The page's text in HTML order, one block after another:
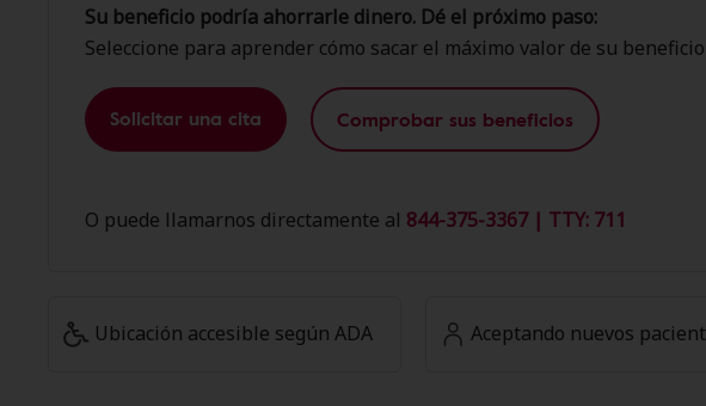
Su beneficio podría ahorrarle dinero. Dé el próximo paso:
Seleccione para aprender cómo sacar el máximo valor de su beneficio
Solicitar una cita Comprobar sus beneficios
O puede llamarnos directamente al 844-375-3367 | TTY: 711
Ubicación accesible según ADA Aceptando nuevos